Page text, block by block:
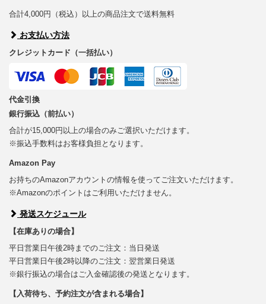
合計4,000円（税込）以上の商品注文で送料無料
お支払い方法
クレジットカード（一括払い）
代金引換
銀行振込（前払い）
合計が15,000円以上の場合のみご選択いただけます。
※振込手数料はお客様負担となります。
Amazon Pay
お持ちのAmazonアカウントの情報を使ってご注文いただけます。
※Amazonのポイントはご利用いただけません。
発送スケジュール
【在庫ありの場合】
平日営業日午後2時までのご注文：当日発送
平日営業日午後2時以降のご注文：翌営業日発送
※銀行振込の場合はご入金確認後の発送となります。
【入荷待ち、予約注文が含まれる場合】